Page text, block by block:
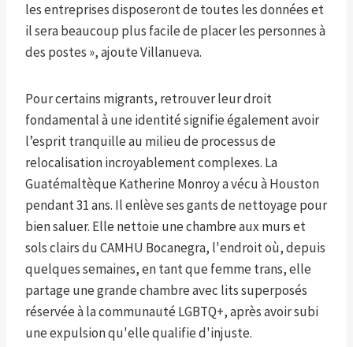
les entreprises disposeront de toutes les données et
il sera beaucoup plus facile de placer les personnes à
des postes », ajoute Villanueva.
Pour certains migrants, retrouver leur droit
fondamental à une identité signifie également avoir
l’esprit tranquille au milieu de processus de
relocalisation incroyablement complexes. La
Guatémaltèque Katherine Monroy a vécu à Houston
pendant 31 ans. Il enlève ses gants de nettoyage pour
bien saluer. Elle nettoie une chambre aux murs et
sols clairs du CAMHU Bocanegra, l'endroit où, depuis
quelques semaines, en tant que femme trans, elle
partage une grande chambre avec lits superposés
réservée à la communauté LGBTQ+, après avoir subi
une expulsion qu'elle qualifie d'injuste.